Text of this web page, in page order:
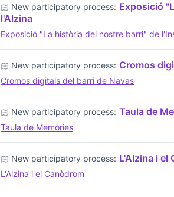
New participatory process: Exposició
l'Alzina
Exposició "La història del nostre barri" de
New participatory process: Cromos
Cromos digitals del barri de Navas
New participatory process: Taula de
Taula de Memòries
New participatory process: L'Alzina i el
L'Alzina i el Canòdrom